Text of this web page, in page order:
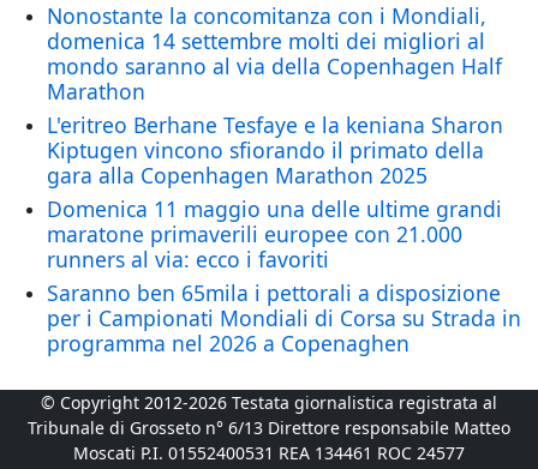
Nonostante la concomitanza con i Mondiali,
domenica 14 settembre molti dei migliori al
mondo saranno al via della Copenhagen Half
Marathon
L'eritreo Berhane Tesfaye e la keniana Sharon
Kiptugen vincono sfiorando il primato della
gara alla Copenhagen Marathon 2025
Domenica 11 maggio una delle ultime grandi
maratone primaverili europee con 21.000
runners al via: ecco i favoriti
Saranno ben 65mila i pettorali a disposizione
per i Campionati Mondiali di Corsa su Strada in
programma nel 2026 a Copenaghen
© Copyright 2012-2026 Testata giornalistica registrata al
Tribunale di Grosseto n° 6/13 Direttore responsabile Matteo
Moscati P.I. 01552400531 REA 134461 ROC 24577